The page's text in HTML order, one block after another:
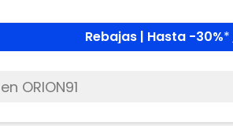
Rebajas | Hasta -30%*